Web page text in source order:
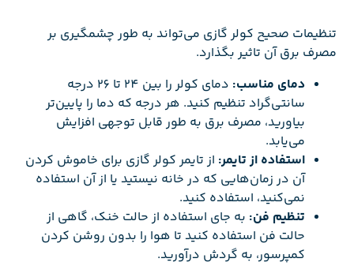
تنظیمات صحیح کولر گازی می‌تواند به طور چشمگیری بر
مصرف برق آن تاثیر بگذارد.
دمای مناسب:
دمای کولر را بین 24 تا 26 درجه
سانتی‌گراد تنظیم کنید. هر درجه که دما را پایین‌تر
بیاورید، مصرف برق به طور قابل توجهی افزایش
می‌یابد.
استفاده از تایمر: از تایمر کولر گازی برای خاموش کردن
آن در زمان‌هایی که در خانه نیستید یا از آن استفاده
نمی‌کنید، استفاده کنید.
تنظیم فن: به جای استفاده از حالت خنک، گاهی از
حالت فن استفاده کنید تا هوا را بدون روشن کردن
کمپرسور، به گردش درآورید.